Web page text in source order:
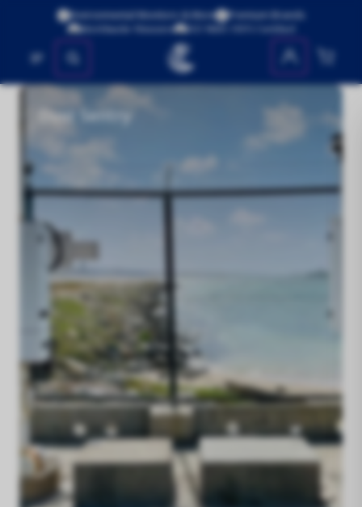
Environmental Monitors & More
Premium Brands
Worldwide Shipping
ISO 9001:2015 Certified
No se encontraron productos
Dust Sentry